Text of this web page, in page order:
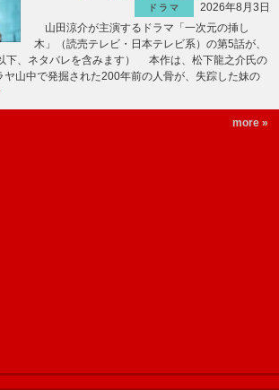
ドラマ
2026年8月3日
山田涼介が主演するドラマ「一次元の挿し
木」（読売テレビ・日本テレビ系）の第5話が、
下、ネタバレを含みます） 本作は、松下龍之介氏の
ヤ山中で発掘された200年前の人骨が、失踪した妹の
more »